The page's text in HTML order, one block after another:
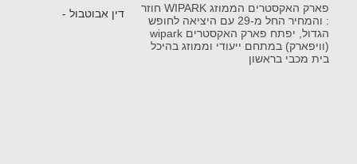
פארק האקסטרים הממוזג WIPARK חוזר
: והמחיר החל מ-29 עם היציאה לחופש
הגדול, יפתח פארק האקסטרים wipark
(וויפארק) במתחם ייעודי וממוזג בהיכל
בית מכבי בראשון